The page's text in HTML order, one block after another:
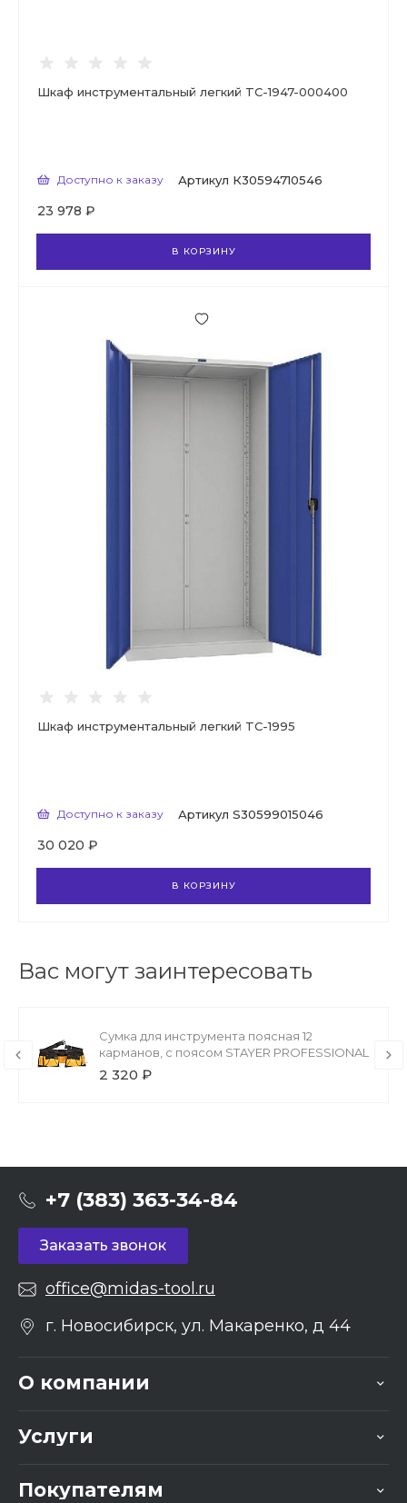
Шкаф инструментальный легкий TC-1947-000400
Доступно к заказу Артикул К30594710546
23 978 ₽
В КОРЗИНУ
Шкаф инструментальный легкий TC-1995
Доступно к заказу Артикул S30599015046
30 020 ₽
В КОРЗИНУ
Вас могут заинтересовать
Сумка для инструмента поясная 12
карманов, с поясом STAYER PROFESSIONAL
2 320 ₽
+7 (383) 363-34-84
Заказать звонок
office@midas-tool.ru
г. Новосибирск, ул. Макаренко, д 44
О компании
Услуги
Покупателям